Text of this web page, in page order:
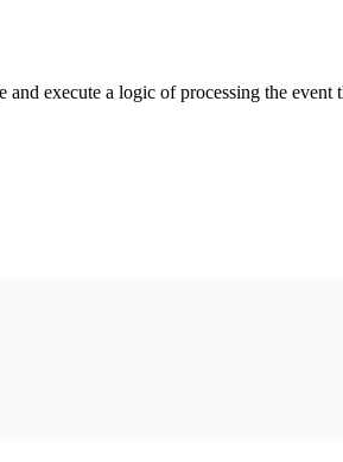
execute a logic of processing the